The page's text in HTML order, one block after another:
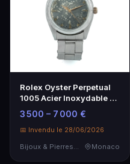
Rolex Oyster Perpetual
1005 Acier Inoxydable -
Montre Vintage Rare
3 500 – 7 000 €
📅 Invendu le 28/06/2026
Monaco